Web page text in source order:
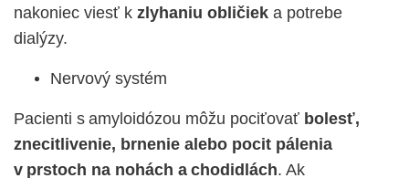
nakoniec viesť k zlyhaniu obličiek a potrebe
dialýzy.
Nervový systém
Pacienti s amyloidózou môžu pociťovať bolesť,
znecitlivenie, brnenie alebo pocit pálenia
v prstoch na nohách a chodidlách. Ak